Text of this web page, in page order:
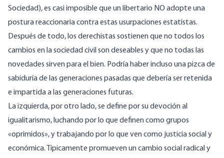
Sociedad), es casi imposible que un libertario NO adopte una
postura reaccionaria contra estas usurpaciones estatistas.
Después de todo, los derechistas sostienen que no todos los
cambios en la sociedad civil son deseables y que no todas las
novedades sirven para el bien. Podría haber incluso una pizca de
sabiduría de las generaciones pasadas que debería ser retenida
e impartida a las generaciones futuras.
La izquierda, por otro lado, se define por su devoción al
igualitarismo, luchando por lo que definen como grupos
«oprimidos», y trabajando por lo que ven como justicia social y
económica. Típicamente promueven un cambio social radical y